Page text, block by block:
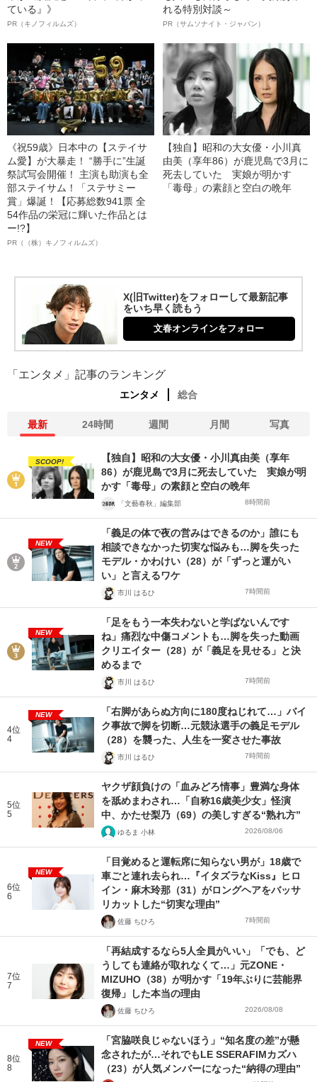
ている』》
PR（キノフィルムズ）
れる特別対談～
PR（サムソナイト・ジャパン）
《祝59歳》日本中の【ステイサ
ム愛】が大暴走！ “勝手に”生誕
祭試写会開催！ 主演も助演も全
部ステイサム！「ステサミー
賞」爆誕！【応募総数941票 全
54作品の栄冠に輝いた作品とは
ー!?】
PR（（株）キノフィルムズ）
【独自】昭和の大女優・小川真
由美（享年86）が鹿児島で3月に
死去していた 実娘が明かす
「毒母」の素顔と空白の晩年
X(旧Twitter)をフォローして最新記事
をいち早く読もう
文春オンラインをフォロー
「エンタメ」記事のランキング
エンタメ 総合
最新 24時間 週間 月間 写真
SCOOP!
【独自】昭和の大女優・小川真由美（享年
86）が鹿児島で3月に死去していた 実娘が明
かす「毒母」の素顔と空白の晩年
「文藝春秋」編集部 8時間前
NEW
「義足の体で夜の営みはできるのか」誰にも
相談できなかった切実な悩みも…脚を失った
モデル・かわけい（28）が「ずっと運がい
い」と言えるワケ
市川 はるひ 7時間前
NEW
「足をもう一本失わないと学ばないんです
ね」痛烈な中傷コメントも…脚を失った動画
クリエイター（28）が「義足を見せる」と決
めるまで
市川 はるひ 7時間前
4位
4
NEW
「右脚があらぬ方向に180度ねじれて…」バイ
ク事故で脚を切断…元競泳選手の義足モデル
（28）を襲った、人生を一変させた事故
市川 はるひ 7時間前
5位
5
ヤクザ顔負けの「血みどろ情事」豊満な身体
を舐めまわされ…「自称16歳美少女」怪演
中、かたせ梨乃（69）の美しすぎる“熟れ方”
ゆるま 小林 2026/08/06
6位
6
NEW
「目覚めると運転席に知らない男が」18歳で
車ごと連れ去られ…『イタズラなKiss』ヒロ
イン・麻木玲那（31）がロングヘアをバッサ
リカットした“切実な理由”
佐藤 ちひろ 7時間前
7位
7
「再結成するなら5人全員がいい」「でも、ど
うしても連絡が取れなくて…」元ZONE・
MIZUHO（38）が明かす「19年ぶりに芸能界
復帰」した本当の理由
佐藤 ちひろ 2026/08/08
8位
8
NEW
「宮脇咲良じゃないほう」“知名度の差”が懸
念されたが…それでもLE SSERAFIMカズハ
（23）が人気メンバーになった“納得の理由”